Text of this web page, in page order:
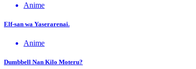
Anime
Elf-san wa Yaserarenai.
Anime
Dumbbell Nan Kilo Moteru?